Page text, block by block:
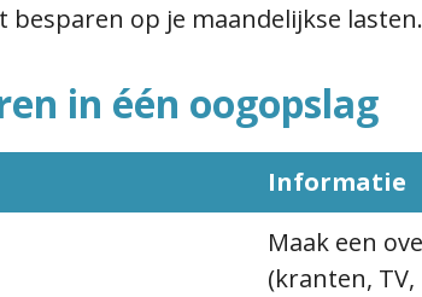
op je maandelijkse lasten.
in één oogopslag
Informatie
Maak een
(kranten,